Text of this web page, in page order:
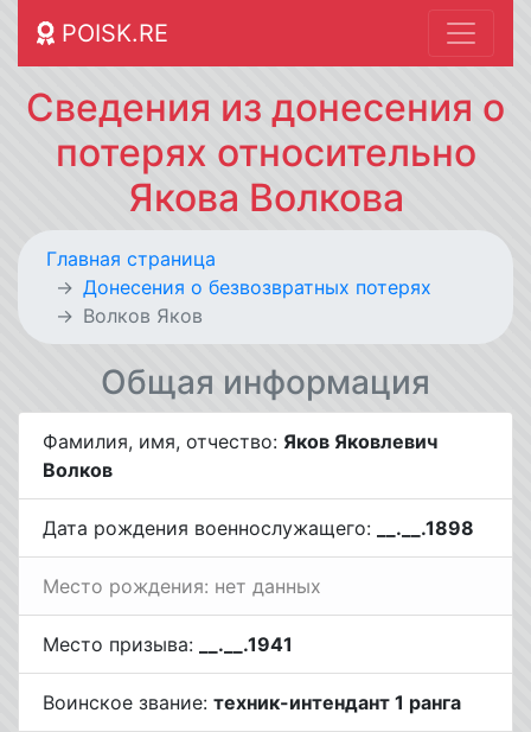
POISK.RE
Сведения из донесения о
потерях относительно
Якова Волкова
Главная страница
Донесения о безвозвратных потерях
Волков Яков
Общая информация
Фамилия, имя, отчество: Яков Яковлевич
Волков
Дата рождения военнослужащего: __.__.1898
Место рождения: нет данных
Место призыва: __.__.1941
Воинское звание: техник-интендант 1 ранга